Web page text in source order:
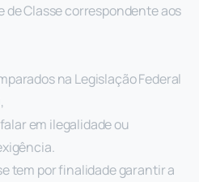
de Classe correspondente aos
na Legislação Federal
em ilegalidade ou
tem por finalidade garantir a